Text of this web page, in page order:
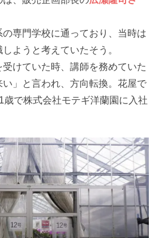
専門学校に通っており、当時は
ようと考えていたそう。
けていた時、講師を務めていた
」と言われ、方向転換。花屋で
歳で株式会社モテギ洋蘭園に入社